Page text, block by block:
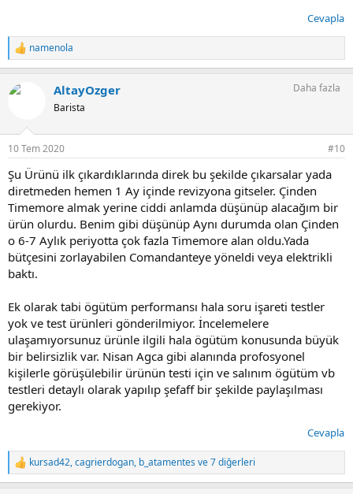
Cevapla
T
e
k
:
namenola
AltayOzger
Barista
Daha fazla
10 Tem 2020 #10
Şu Ürünü ilk çıkardıklarında direk bu şekilde çıkarsalar yada
diretmeden hemen 1 Ay içinde revizyona gitseler. Çinden
Timemore almak yerine ciddi anlamda düşünüp alacağım bir
ürün olurdu. Benim gibi düşünüp Aynı durumda olan Çinden
o 6-7 Aylık periyotta çok fazla Timemore alan oldu.Yada
bütçesini zorlayabilen Comandanteye yöneldi veya elektrikli
baktı.
Ek olarak tabi ögütüm performansı hala soru işareti testler
yok ve test ürünleri gönderilmiyor. İncelemelere
ulaşamıyorsunuz ürünle ilgili hala ögütüm konusunda büyük
bir belirsizlik var. Nisan Agca gibi alanında profosyonel
kişilerle görüşülebilir ürünün testi için ve salınım ögütüm vb
testleri detaylı olarak yapılıp şefaff bir şekilde paylaşılması
gerekiyor.
Cevapla
T
e
kursad42,cagrierdogan, b_atamentes ve 7 diğerleri